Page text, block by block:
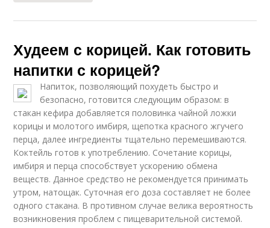
Худеем с корицей. Как готовить
напитки с корицей?
Напиток, позволяющий похудеть быстро и
безопасно, готовится следующим образом: в
стакан кефира добавляется половинка чайной ложки
корицы и молотого имбиря, щепотка красного жгучего
перца, далее ингредиенты тщательно перемешиваются.
Коктейль готов к употреблению. Сочетание корицы,
имбиря и перца способствует ускорению обмена
веществ. Данное средство не рекомендуется принимать
утром, натощак. Суточная его доза составляет не более
одного стакана. В противном случае велика вероятность
возникновения проблем с пищеварительной системой.